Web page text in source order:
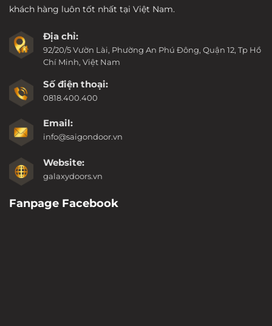
khách hàng luôn tốt nhất tại Việt Nam.
Địa chỉ:
92/20/5 Vườn Lài, Phường An Phú Đông, Quận 12, Tp Hồ
Chí Minh, Việt Nam
Số điện thoại:
0818.400.400
Email:
info@saigondoor.vn
Website:
galaxydoors.vn
Fanpage Facebook